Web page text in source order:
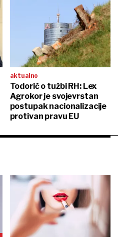
aktualno
Todorić o tužbi RH: Lex
Agrokor je svojevrstan
postupak nacionalizacije
protivan pravu EU